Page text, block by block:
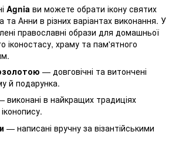
Agnia ви можете обрати ікону святих
Анни в різних варіантах виконання. У
православні образи для домашньої
іконостасу, храму та пам'ятного
— довговічні та витончені
й подарунка.
виконані в найкращих традиціях
— написані вручну за візантійськими